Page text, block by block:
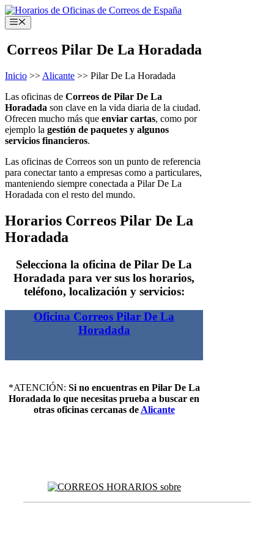
Saltar
al
contenido
Menú
Correos Pilar De La Horadada
Inicio >> Alicante >> Pilar De La Horadada
Las oficinas de Correos de Pilar De La
Horadada son clave en la vida diaria de la ciudad.
Ofrecen mucho más que enviar cartas, como por
ejemplo la gestión de paquetes y algunos
servicios financieros.
Las oficinas de Correos son un punto de referencia
para conectar tanto a empresas como a particulares,
manteniendo siempre conectada a Pilar De La
Horadada con el resto del mundo.
Horarios Correos Pilar De La
Horadada
Selecciona la oficina de Pilar De La
Horadada para ver sus los horarios,
teléfono, localización y servicios:
Oficina Correos Pilar De La
Horadada
*ATENCIÓN: Si no encuentras en Pilar De La
Horadada lo que necesitas prueba a buscar en
otras oficinas cercanas de Alicante